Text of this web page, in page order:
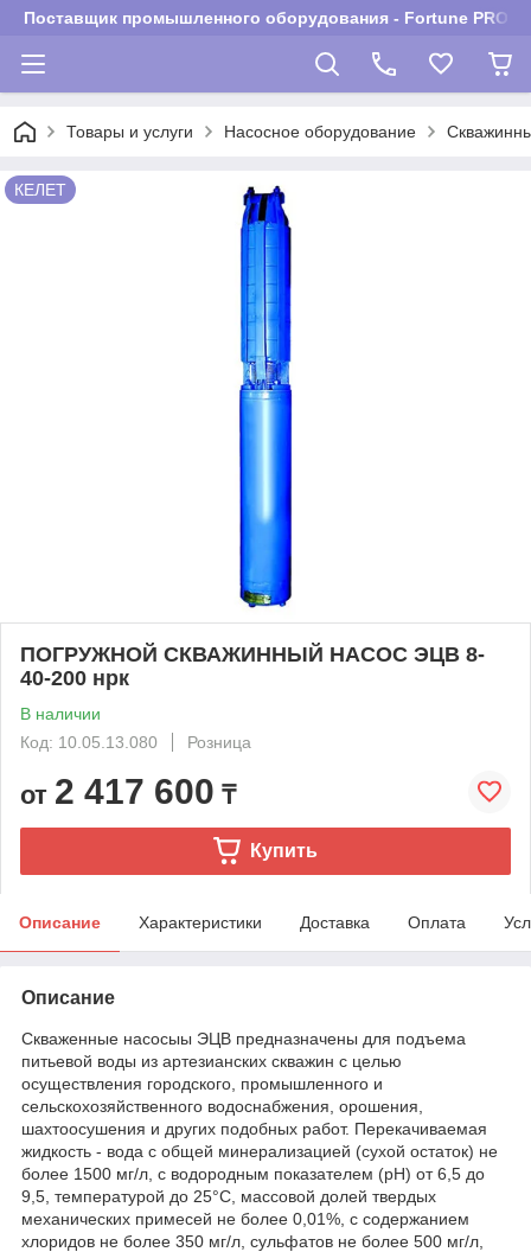
Поставщик промышленного оборудования - Fortune PROM
Товары и услуги Насосное оборудование
КЕЛЕТ
ПОГРУЖНОЙ СКВАЖИННЫЙ НАСОС ЭЦВ 8-
40-200 нрк
В наличии
Код: 10.05.13.080
Розница
от 2 417 600 ₸
Купить
Описание Характеристики Доставка Оплата
Описание
Скваженные насосыы ЭЦВ предназначены для подъема
питьевой воды из артезианских скважин с целью
осуществления городского, промышленного и
сельскохозяйственного водоснабжения, орошения,
шахтоосушения и других подобных работ. Перекачиваемая
жидкость - вода с общей минерализацией (сухой остаток) не
более 1500 мг/л, с водородным показателем (рН) от 6,5 до
9,5, температурой до 25°С, массовой долей твердых
механических примесей не более 0,01%, с содержанием
хлоридов не более 350 мг/л, сульфатов не более 500 мг/л,